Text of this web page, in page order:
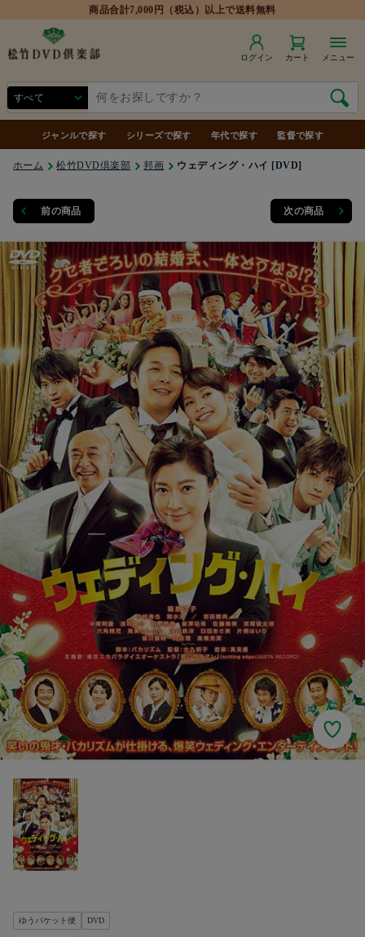
商品合計7,000円（税込）以上で送料無料
ログイン カート メニュー
ジャンルで探す シリーズで探す 年代で探す 監督で探す
ホーム 松竹DVD倶楽部 邦画 ウェディング・ハイ [DVD]
前の商品 次の商品
ゆうパケット便 DVD